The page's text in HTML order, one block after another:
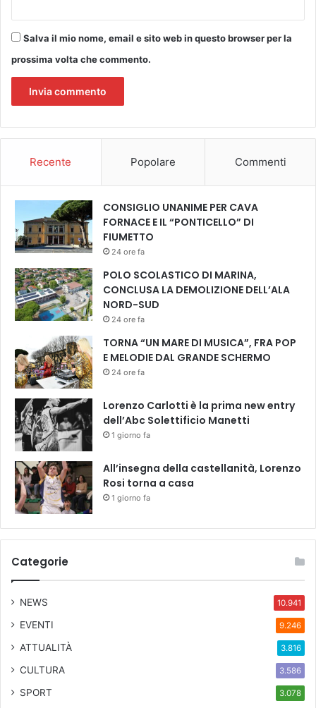
A
f
r
e
h
i
l
P
a
z
o
d
e
P
e
g
a
o
Salva il mio nome, email e sito web in questo browser per la
prossima volta che commento.
Recente Popolare Commenti
CONSIGLIO UNANIME PER CAVA
FORNACE E IL “PONTICELLO” DI
FIUMETTO
24 ore fa
POLO SCOLASTICO DI MARINA,
CONCLUSA LA DEMOLIZIONE DELL’ALA
NORD-SUD
24 ore fa
TORNA “UN MARE DI MUSICA”, FRA POP
E MELODIE DAL GRANDE SCHERMO
24 ore fa
Lorenzo Carlotti è la prima new entry
dell’Abc Solettificio Manetti
1 giorno fa
All’insegna della castellanità, Lorenzo
Rosi torna a casa
1 giorno fa
Categorie
NEWS 10.941
EVENTI 9.246
ATTUALITÀ 3.816
CULTURA 3.586
SPORT 3.078